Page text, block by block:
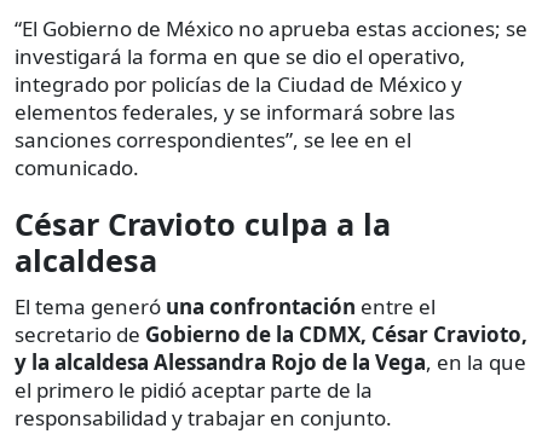
“El Gobierno de México no aprueba estas acciones; se
investigará la forma en que se dio el operativo,
integrado por policías de la Ciudad de México y
elementos federales, y se informará sobre las
sanciones correspondientes”, se lee en el
comunicado.
César Cravioto culpa a la
alcaldesa
El tema generó una confrontación entre el
secretario de Gobierno de la CDMX, César Cravioto,
y la alcaldesa Alessandra Rojo de la Vega, en la que
el primero le pidió aceptar parte de la
responsabilidad y trabajar en conjunto.